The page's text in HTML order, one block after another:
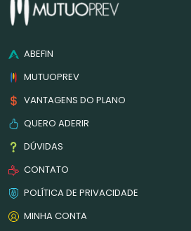
ABEFIN
MUTUOPREV
VANTAGENS DO PLANO
QUERO ADERIR
DÚVIDAS
CONTATO
POLÍTICA DE PRIVACIDADE
MINHA CONTA